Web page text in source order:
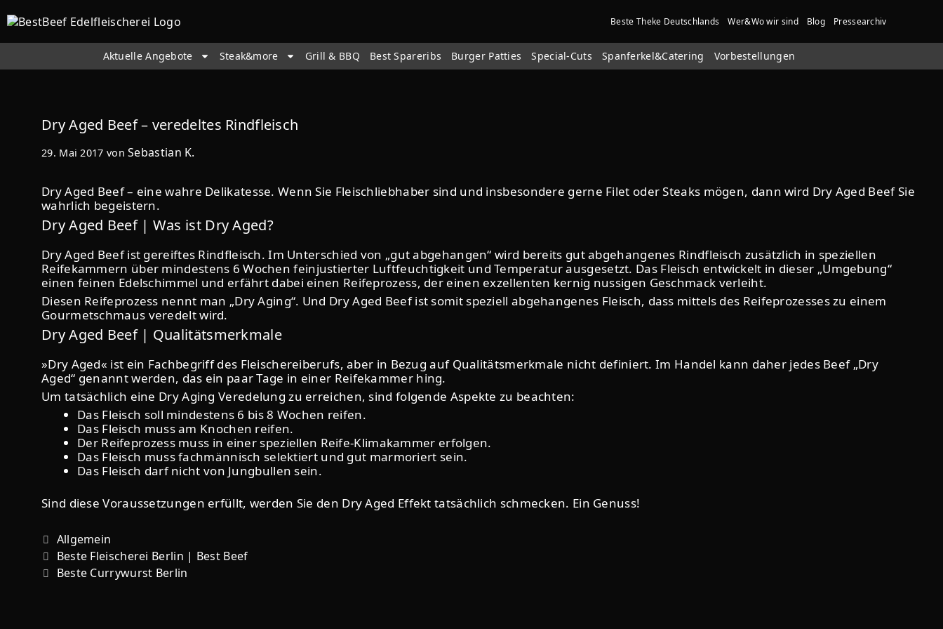
Beste Theke Deutschlands Wer&Wo wir sind Blog Pressearchiv
Aktuelle Angebote Steak&more Grill & BBQ Best Spareribs Burger Patties Special-Cuts Spanferkel&Catering Vorbestellungen
Dry Aged Beef – veredeltes Rindfleisch
29. Mai 2017 vonSebastian K.
Dry Aged Beef – eine wahre Delikatesse. Wenn Sie Fleischliebhaber sind und insbesondere gerne Filet oder Steaks mögen, dann wird Dry Aged Beef Sie
wahrlich begeistern.
Dry Aged Beef | Was ist Dry Aged?
Dry Aged Beef ist gereiftes Rindfleisch. Im Unterschied von „gut abgehangen“ wird bereits gut abgehangenes Rindfleisch zusätzlich in speziellen
Reifekammern über mindestens 6 Wochen feinjustierter Luftfeuchtigkeit und Temperatur ausgesetzt. Das Fleisch entwickelt in dieser „Umgebung“
einen feinen Edelschimmel und erfährt dabei einen Reifeprozess, der einen exzellenten kernig nussigen Geschmack verleiht.
Diesen Reifeprozess nennt man „Dry Aging“. Und Dry Aged Beef ist somit speziell abgehangenes Fleisch, dass mittels des Reifeprozesses zu einem
Gourmetschmaus veredelt wird.
Dry Aged Beef | Qualitätsmerkmale
»Dry Aged« ist ein Fachbegriff des Fleischereiberufs, aber in Bezug auf Qualitätsmerkmale nicht definiert. Im Handel kann daher jedes Beef „Dry
Aged“ genannt werden, das ein paar Tage in einer Reifekammer hing.
Um tatsächlich eine Dry Aging Veredelung zu erreichen, sind folgende Aspekte zu beachten:
Das Fleisch soll mindestens 6 bis 8 Wochen reifen.
Das Fleisch muss am Knochen reifen.
Der Reifeprozess muss in einer speziellen Reife-Klimakammer erfolgen.
Das Fleisch muss fachmännisch selektiert und gut marmoriert sein.
Das Fleisch darf nicht von Jungbullen sein.
Sind diese Voraussetzungen erfüllt, werden Sie den Dry Aged Effekt tatsächlich schmecken. Ein Genuss!
Allgemein
Beste Fleischerei Berlin | Best Beef
Beste Currywurst Berlin